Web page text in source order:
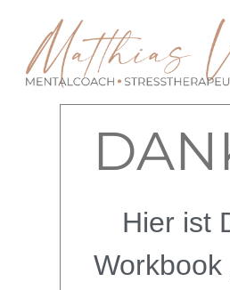
Hier ist
Workbook